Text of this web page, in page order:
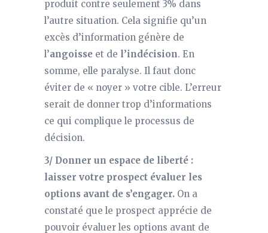
produit contre seulement 3% dans
l’autre situation. Cela signifie qu’un
excès d’information génère de
l’angoisse et de l’indécision. En
somme, elle paralyse. Il faut donc
éviter de « noyer » votre cible. L’erreur
serait de donner trop d’informations
ce qui complique le processus de
décision.
3/ Donner un espace de liberté :
laisser votre prospect évaluer les
options avant de s’engager. On a
constaté que le prospect apprécie de
pouvoir évaluer les options avant de